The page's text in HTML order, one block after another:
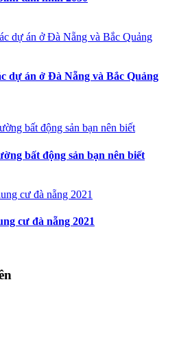
dự án ở Đà Nẵng và Bắc Quảng
bất động sản bạn nên biết
cư đà nẵng 2021